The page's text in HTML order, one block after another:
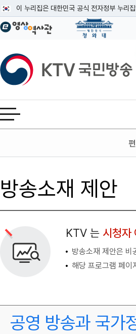
이 누리집은 대한민국 공식 전자정부 누리
공식 누리집 주소 확인하기
이밖에 or.kr 또는 .kr등 다른 도메인 주소
운영중인 공식 누리집보기
KTV국민방송
전체메뉴 열기
본문
방송소재 제안
KTV 는 시청자
방송소재 제안은 비
해당 프로그램 페이
공영 방송과 국가